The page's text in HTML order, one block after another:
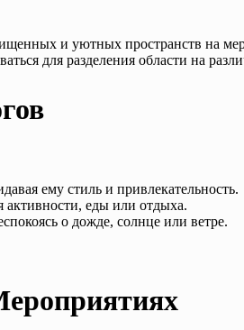
и уютных пространств на
для разделения области на
ему стиль и привлекательность.
активности, еды или отдыха.
о дожде, солнце или ветре.